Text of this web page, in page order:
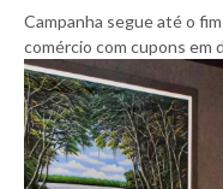
Campanha segue até o
comércio com cupons em